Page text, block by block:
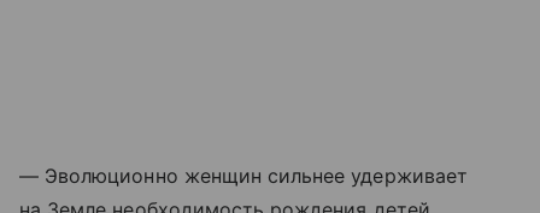
— Эволюционно женщин сильнее удерживает